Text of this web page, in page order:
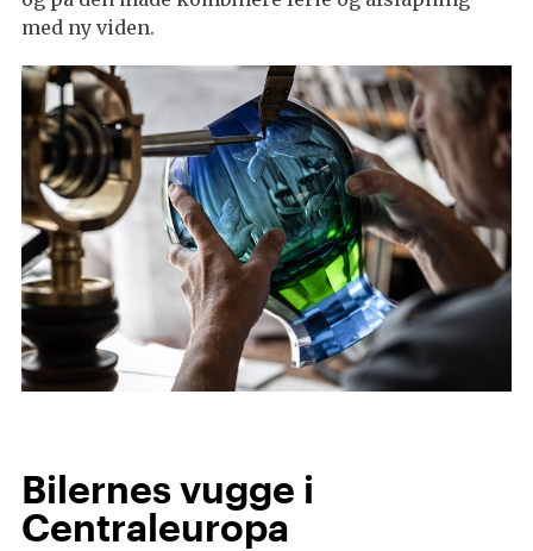
med ny viden.
Bilernes vugge i
Centraleuropa